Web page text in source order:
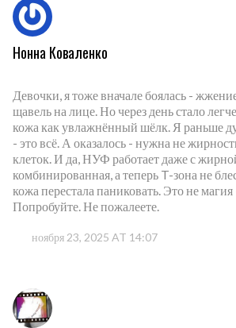
Нонна Коваленко
Девочки, я тоже вначале боялась -
щавель на лице. Но через день стало
кожа как увлажнённый шёлк. Я раньше
- это всё. А оказалось - нужна не
клеток. И да, НУФ работает даже с
комбинированная, а теперь T-зона не
кожа перестала паниковать. Это не
Попробуйте. Не пожалеете.
ноября 23, 2025 AT 14:07